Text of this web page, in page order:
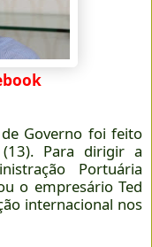
Governo foi feito
Para dirigir a
Portuária
o empresário Ted
internacional nos